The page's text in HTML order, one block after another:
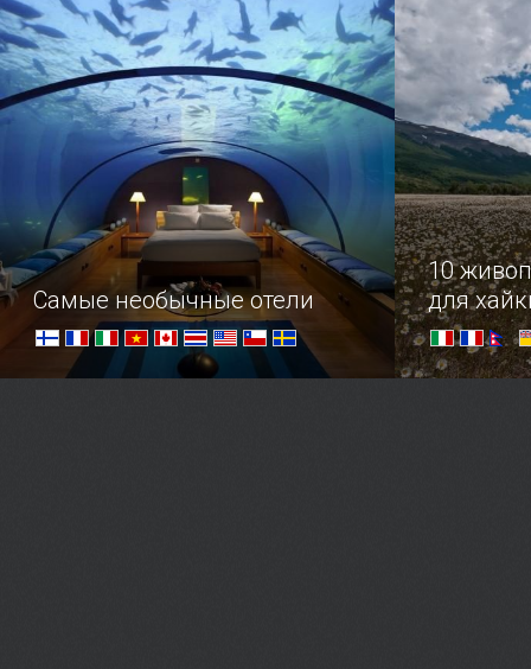
Cегодня почувствовать себя героем
блокбастера может каждый. Для
неисправимых путешественников-
киноманов подборка самых
знаменитых «декораций».
В
самых
Самые необычные отели
10
для